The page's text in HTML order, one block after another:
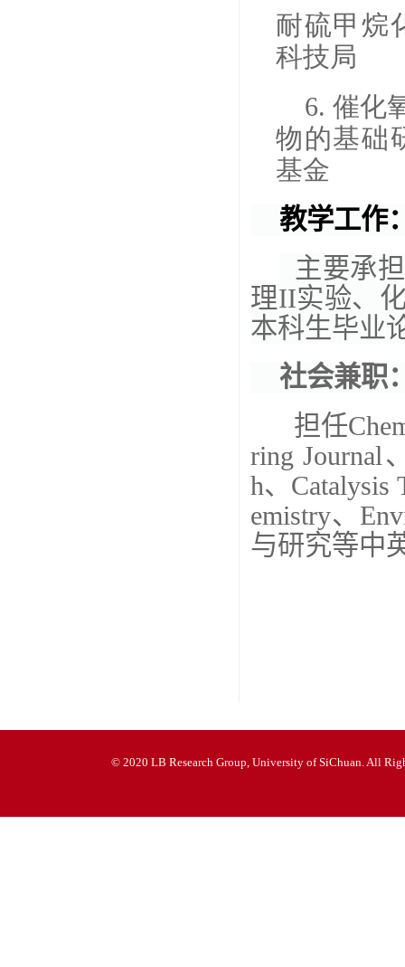
耐硫甲烷
科技局
6. 催化
物的基础
基金
教学工作
主要承
理II实验、
本科生毕业
社会兼职
担任
ring Journal
h、Catalysis
emistry、
与研究等中
© 2020 LB Research Group, University of SiChuan. All